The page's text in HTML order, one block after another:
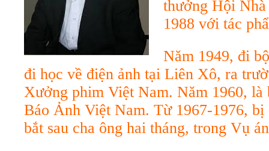
thưởng Hội
1988 với tác
Năm 1949, đi
đi học về điện ảnh tại Liên Xô, ra
Xưởng phim Việt Nam. Năm 1960, là
Báo Ảnh Việt Nam. Từ 1967-1976, bị
bắt sau cha ông hai tháng, trong Vụ